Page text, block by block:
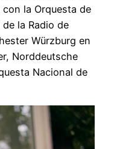
la Orquesta de
la Radio de
Würzburg en
Norddeutsche
Nacional de